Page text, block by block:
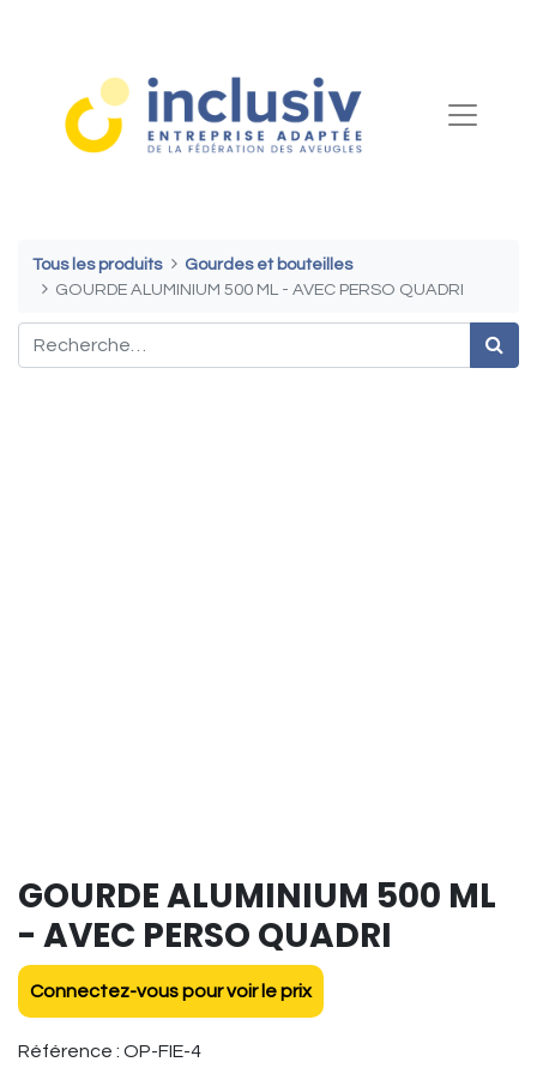
Tous les produits
Gourdes et bouteilles
GOURDE ALUMINIUM 500 ML - AVEC PERSO QUADRI
GOURDE ALUMINIUM 500 ML
- AVEC PERSO QUADRI
Connectez-vous pour voir le prix
Référence : OP-FIE-4